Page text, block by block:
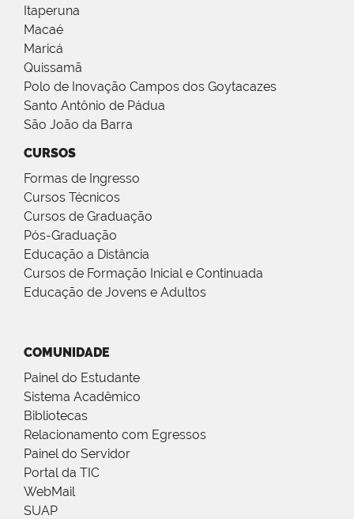
Itaperuna
Macaé
Maricá
Quissamã
Polo de Inovação Campos dos Goytacazes
Santo Antônio de Pádua
São João da Barra
CURSOS
Formas de Ingresso
Cursos Técnicos
Cursos de Graduação
Pós-Graduação
Educação a Distância
Cursos de Formação Inicial e Continuada
Educação de Jovens e Adultos
COMUNIDADE
Painel do Estudante
Sistema Acadêmico
Bibliotecas
Relacionamento com Egressos
Painel do Servidor
Portal da TIC
WebMail
SUAP